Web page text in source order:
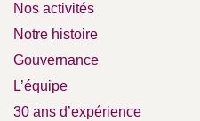
Nos activités
Notre histoire
Gouvernance
L’équipe
30 ans d’expérience